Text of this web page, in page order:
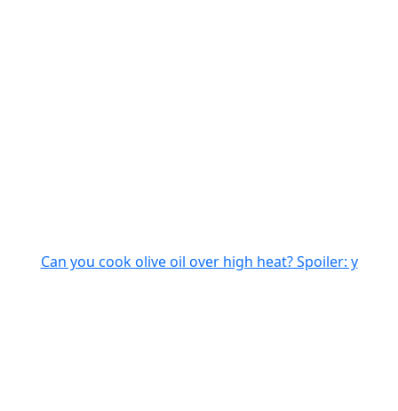
Can you cook olive oil over high heat? Spoiler: y